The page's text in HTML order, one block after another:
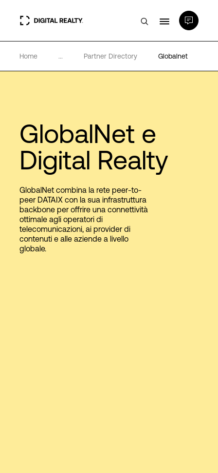
Data center
Competenze e Risorse
Chi Siamo
Language
Accesso
Home ... Partner Directory Globalnet
GlobalNet e
Digital Realty
GlobalNet combina la rete peer-to-
peer DATAIX con la sua infrastruttura
backbone per offrire una connettività
ottimale agli operatori di
telecomunicazioni, ai provider di
contenuti e alle aziende a livello
globale.